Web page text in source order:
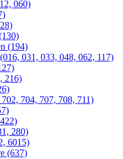
060)
(194)
031, 033, 048, 062, 117)
216)
704, 707, 708, 711)
280)
6015)
(637)